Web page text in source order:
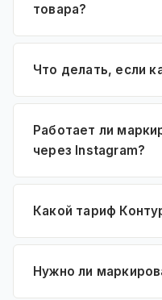
товара?
Что делать, если
Работает ли
через Instagram?
Какой тариф
Нужно ли